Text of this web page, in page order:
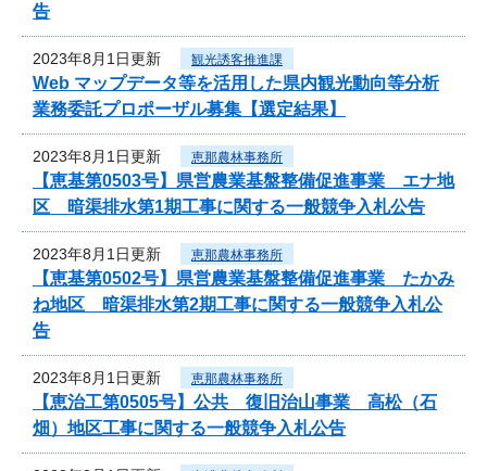
告
2023年8月1日更新 観光誘客推進課
Web マップデータ等を活用した県内観光動向等分析
業務委託プロポーザル募集【選定結果】
2023年8月1日更新 恵那農林事務所
【恵基第0503号】県営農業基盤整備促進事業 エナ地
区 暗渠排水第1期工事に関する一般競争入札公告
2023年8月1日更新 恵那農林事務所
【恵基第0502号】県営農業基盤整備促進事業 たかみ
ね地区 暗渠排水第2期工事に関する一般競争入札公
告
2023年8月1日更新 恵那農林事務所
【恵治工第0505号】公共 復旧治山事業 高松（石
畑）地区工事に関する一般競争入札公告